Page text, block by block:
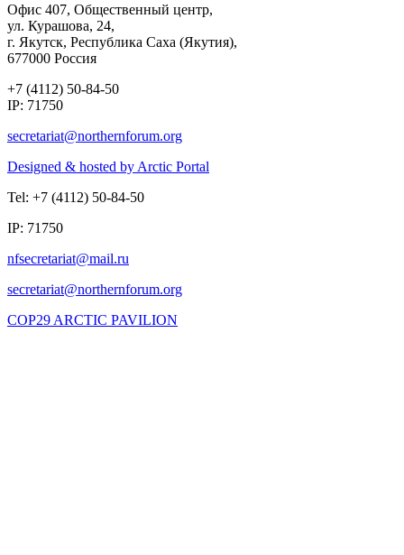
Офис 407, Общественный центр,
ул. Курашова, 24,
г. Якутск, Республика Саха (Якутия),
677000 Россия
+7 (4112) 50-84-50
IP: 71750
Designed & hosted by Arctic Portal
Tel: +7 (4112) 50-84-50
IP: 71750
COP29 ARCTIC PAVILION